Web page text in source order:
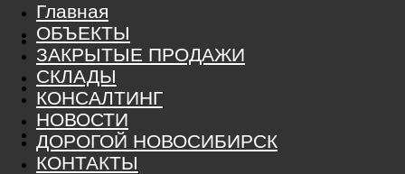
Главная
ОБЪЕКТЫ
ЗАКРЫТЫЕ ПРОДАЖИ
СКЛАДЫ
КОНСАЛТИНГ
НОВОСТИ
ДОРОГОЙ НОВОСИБИРСК
КОНТАКТЫ